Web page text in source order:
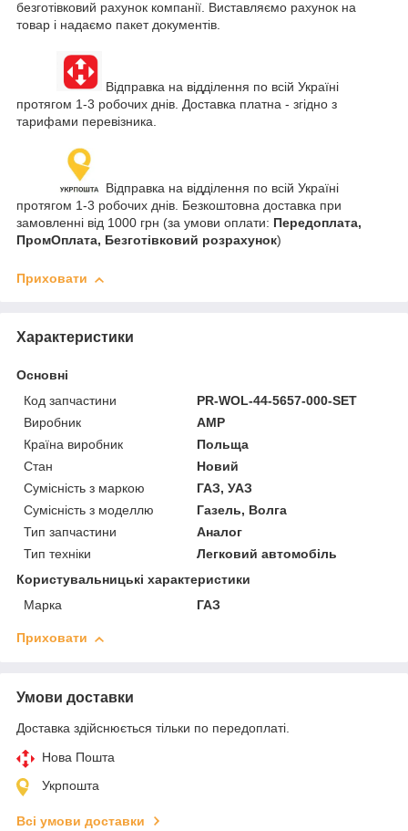
безготівковий рахунок компанії. Виставляємо рахунок на
товар і надаємо пакет документів.
Відправка на відділення по всій Україні
протягом 1-3 робочих днів. Доставка платна - згідно з
тарифами перевізника.
Відправка на відділення по всій Україні
протягом 1-3 робочих днів. Безкоштовна доставка при
замовленні від 1000 грн (за умови оплати: Передоплата,
ПромОплата, Безготівковий розрахунок)
Приховати
Характеристики
Основні
Код запчастини
PR-WOL-44-5657-000-SET
Виробник
AMP
Країна виробник
Польща
Стан
Новий
Сумісність з маркою
ГАЗ, УАЗ
Сумісність з моделлю
Газель, Волга
Тип запчастини
Аналог
Тип техніки
Легковий автомобіль
Користувальницькі характеристики
Марка
ГАЗ
Приховати
Умови доставки
Доставка здійснюється тільки по передоплаті.
Нова Пошта
Укрпошта
Всі умови доставки